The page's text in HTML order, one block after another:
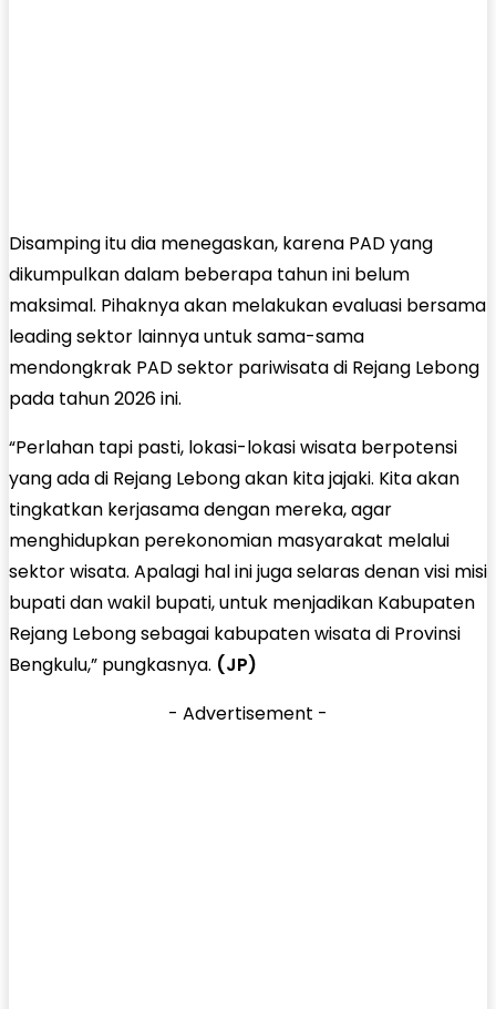
Disamping itu dia menegaskan, karena PAD yang
dikumpulkan dalam beberapa tahun ini belum
maksimal. Pihaknya akan melakukan evaluasi bersama
leading sektor lainnya untuk sama-sama
mendongkrak PAD sektor pariwisata di Rejang Lebong
pada tahun 2026 ini.
“Perlahan tapi pasti, lokasi-lokasi wisata berpotensi
yang ada di Rejang Lebong akan kita jajaki. Kita akan
tingkatkan kerjasama dengan mereka, agar
menghidupkan perekonomian masyarakat melalui
sektor wisata. Apalagi hal ini juga selaras denan visi misi
bupati dan wakil bupati, untuk menjadikan Kabupaten
Rejang Lebong sebagai kabupaten wisata di Provinsi
Bengkulu,” pungkasnya. (JP)
- Advertisement -